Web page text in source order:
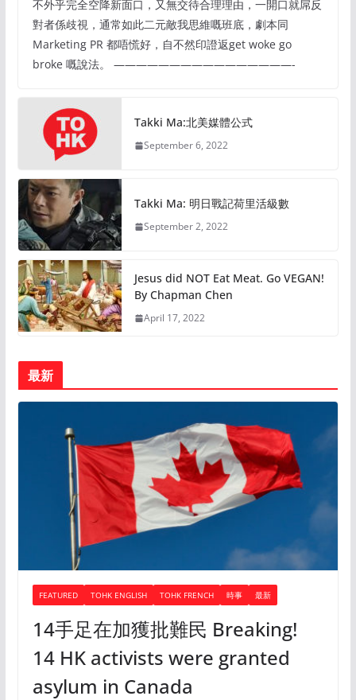
不外乎完全空降新面口，又無交待合理理由，一開口就屌反
對者係歧視，通常如此二元敵我思維嘅班底，劇本同
Marketing PR 都唔慌好，自不然印證返get woke go
broke 嘅說法。 ————————————————-
Takki Ma:北美媒體公式
September 6, 2022
Takki Ma: 明日戰記荷里活級數
September 2, 2022
Jesus did NOT Eat Meat. Go VEGAN!
By Chapman Chen
April 17, 2022
最新
FEATURED TOHK ENGLISH TOHK FRENCH 時事 最新
14手足在加獲批難民 Breaking!
14 HK activists were granted
asylum in Canada